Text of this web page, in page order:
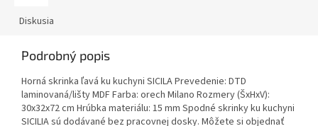
Diskusia
Podrobný popis
Horná skrinka ľavá ku kuchyni SICILA Prevedenie: DTD
laminovaná/lišty MDF Farba: orech Milano Rozmery (ŠxHxV):
30x32x72 cm Hrúbka materiálu: 15 mm Spodné skrinky ku kuchyni
SICILIA sú dodávané bez pracovnej dosky. Môžete si objednať